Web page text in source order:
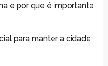
e por que é importante
para manter a cidade